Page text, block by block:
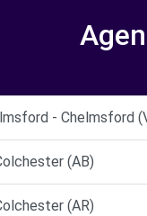
- Chelmsford
(AB)
(AR)